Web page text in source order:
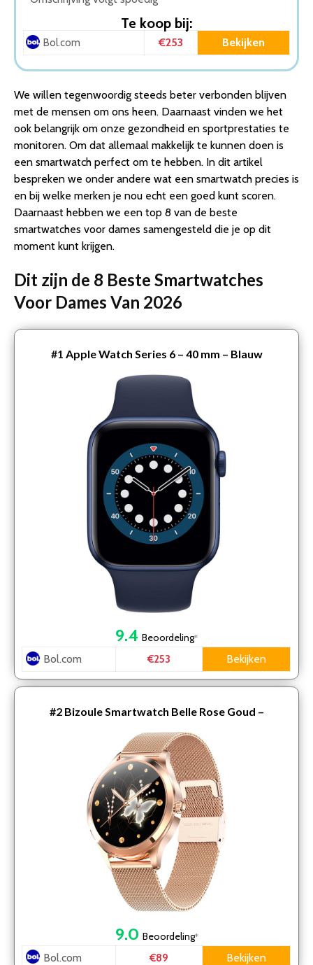
Dames – HD Full Touchscreen – Horloge Dames –
3. Samsung Galaxy Watch Active2 – Aluminium-
Smartwatch – 44 mm – Zwart
touchscreen – Stappenteller – 5 dagen batterij – Light
Sand/R…
5. Garmin Vivoactive 4S Smartwatch – Sporthorloge met
GPS Tracker – 7 dagen batterij – Met Garmin Pay -…
6. Fitbit Versa 3 – Smartwatch dames en heren – Roze
7. Smartwatch-Trends S205L – Dames Smartwatch –
Roze – Android – iOS – 40mm
8. PowerLocus PW4 – Smartwatch – Goud
Conclusie
Te koop bij:
Bol.com €253 Bekijken
We willen tegenwoordig steeds beter verbonden blijven
met de mensen om ons heen. Daarnaast vinden we het
ook belangrijk om onze gezondheid en sportprestaties te
monitoren. Om dat allemaal makkelijk te kunnen doen is
een smartwatch perfect om te hebben. In dit artikel
bespreken we onder andere wat een smartwatch precies is
en bij welke merken je nou echt een goed kunt scoren.
Daarnaast hebben we een top 8 van de beste
smartwatches voor dames samengesteld die je op dit
moment kunt krijgen.
Dit zijn de 8 Beste Smartwatches
Voor Dames Van 2026
#1 Apple Watch Series 6 – 40 mm – Blauw
9.4 Beoordeling*
Bol.com €253 Bekijken
#2 Bizoule Smartwatch Belle Rose Goud –
Smartwatch Dames – HD Full Touchscreen –
Horloge Dames – Androi…
9.0 Beoordeling*
Bol.com €89 Bekijken